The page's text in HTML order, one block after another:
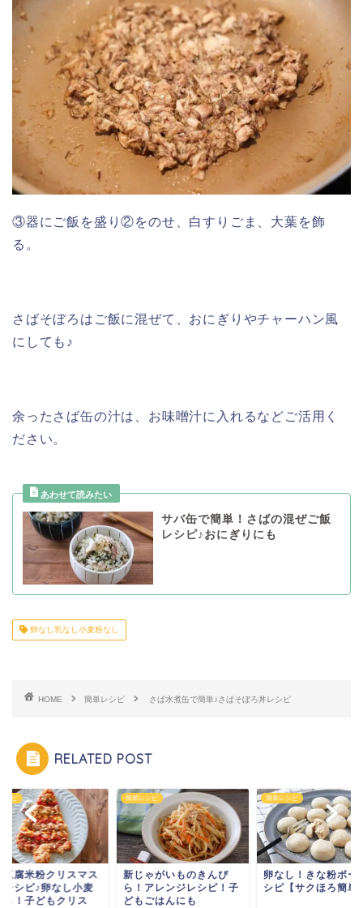
③器にご飯を盛り②をのせ、白すりごま、大葉を飾
る。
さばそぼろはご飯に混ぜて、おにぎりやチャーハン風
にしても♪
余ったさば缶の汁は、お味噌汁に入れるなどご活用く
ださい。
サバ缶で簡単！さばの混ぜご飯
レシピ♪おにぎりにも
卵なし乳なし小麦粉なし
HOME 簡単レシピ さば水煮缶で簡単♪さばそぼろ丼レシピ
RELATED POST
シピ
豆腐米粉クリスマス
レシピ♪卵なし小麦
し！子どもクリス
簡単レシピ
新じゃがいものきんぴ
ら！アレンジレシピ！子
どもごはんにも
簡単レシピ
卵なし！きな粉ボー
シピ【サクほろ簡単